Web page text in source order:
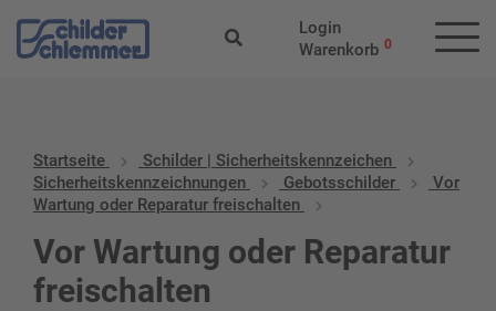
Login
Warenkorb 0
Startseite
Schilder | Sicherheitskennzeichen
Sicherheitskennzeichnungen
Gebotsschilder
Vor
Wartung oder Reparatur freischalten
Vor Wartung oder Reparatur
freischalten